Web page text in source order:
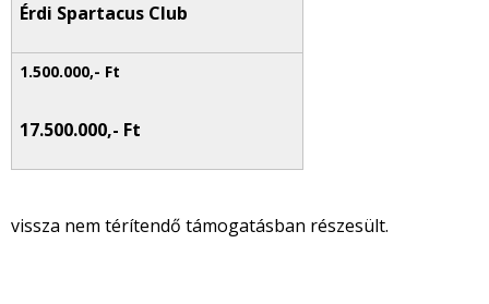
Érdi Spartacus Club
17.500.000,- Ft
vissza nem térítendő támogatásban részesült.